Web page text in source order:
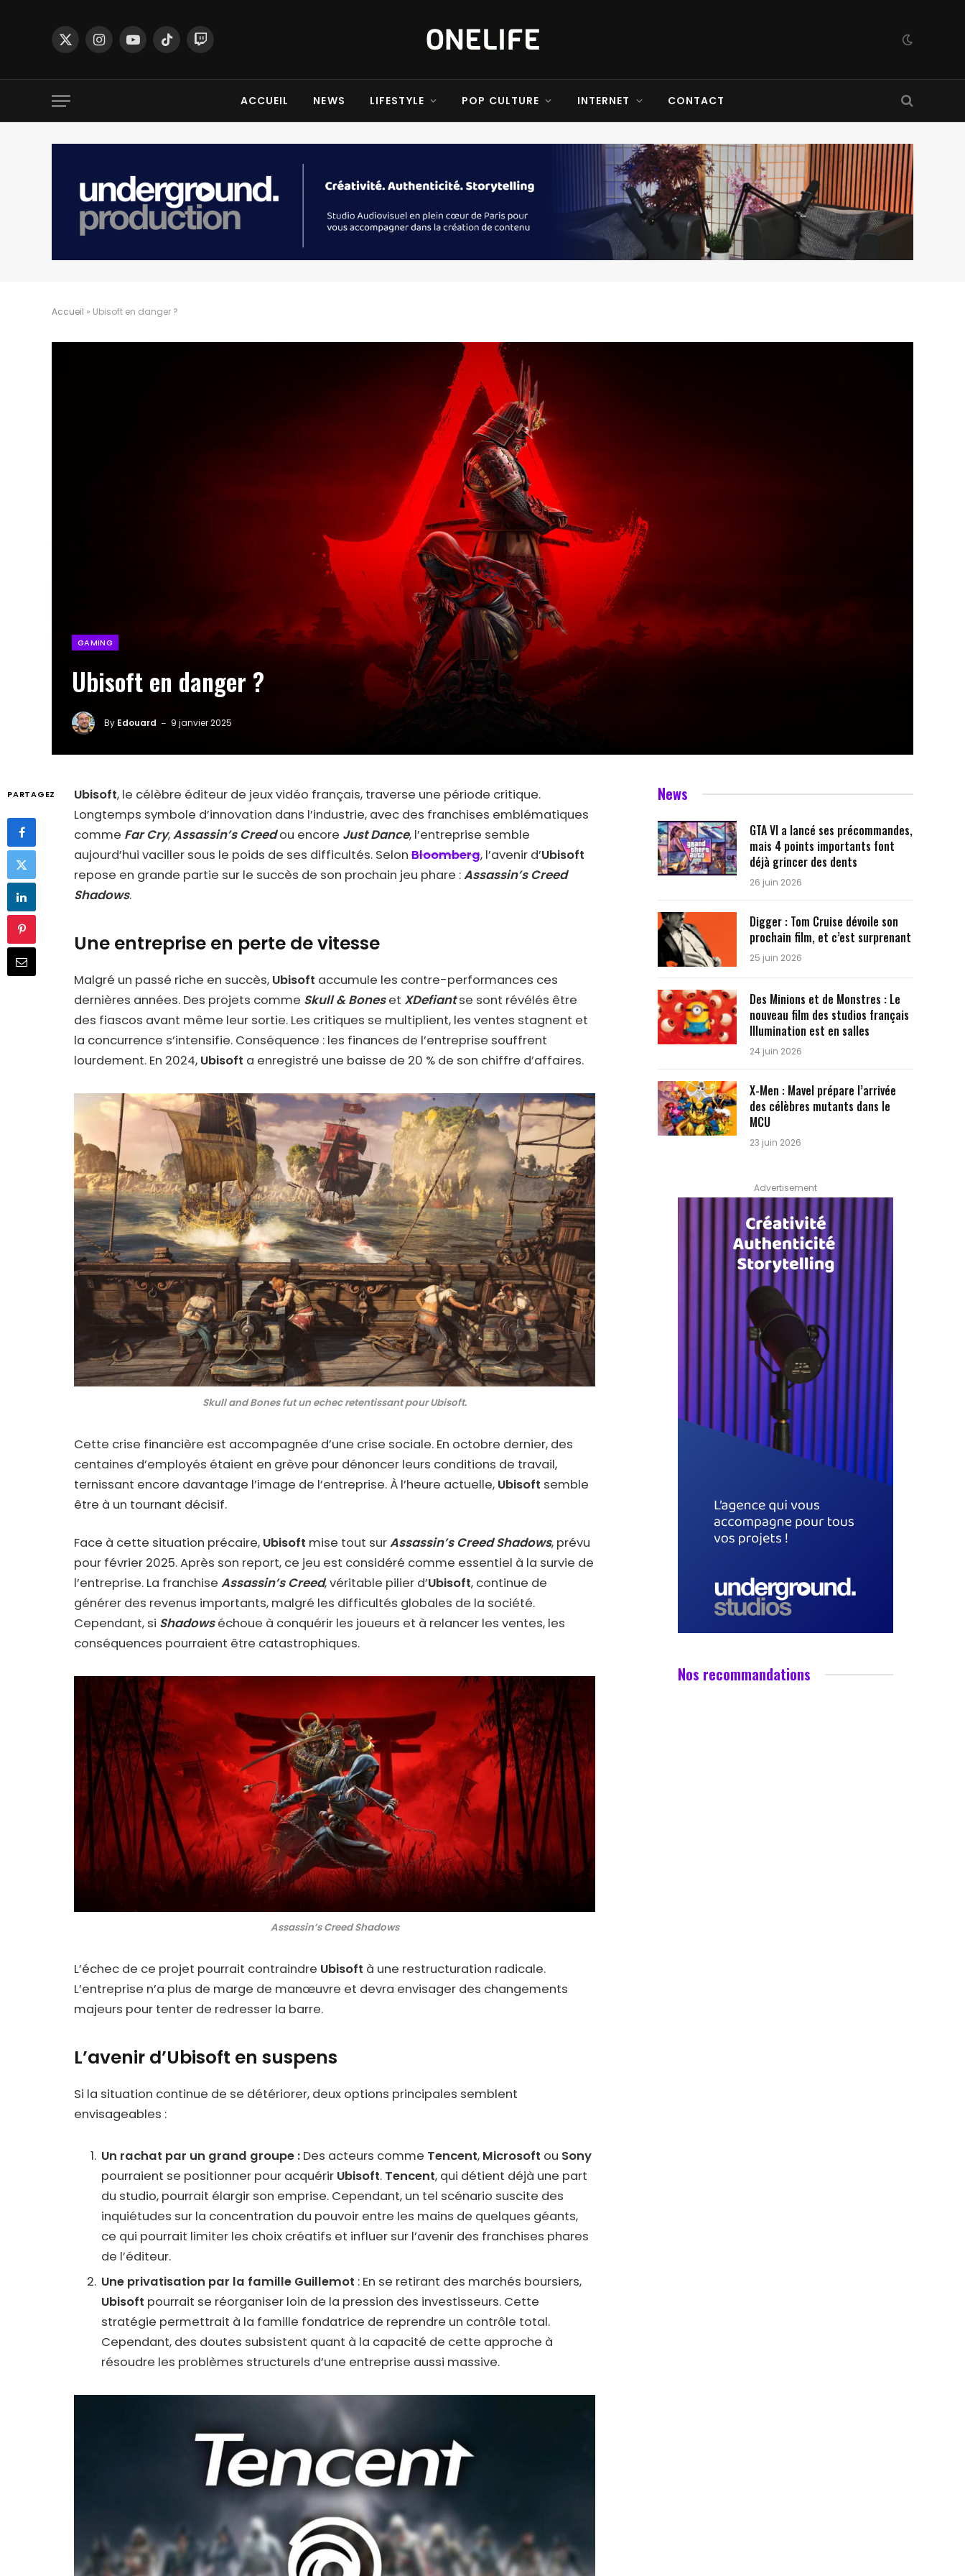
X
InstagramYouTubeTikTokTwitch
ACCUEIL NEWS LIFESTYLE POP CULTURE INTERNET CONTACT
Accueil » Ubisoft en danger ?
GAMING
Ubisoft en danger ?
By Edouard 9 janvier 2025
PARTAGEZ Ubisoft, le célèbre éditeur de jeux vidéo français, traverse une période critique.
Longtemps symbole d’innovation dans l’industrie, avec des franchises emblématiques
comme Far Cry,Assassin’s Creedou encore Just Dance, l’entreprise semble
aujourd’hui vaciller sous le poids de ses difficultés. Selon Bloomberg, l’avenir d’Ubisoft
repose en grande partie sur le succès de son prochain jeu phare :Assassin’s Creed
Shadows.
Une entreprise en perte de vitesse
Malgré un passé riche en succès, Ubisoft accumule les contre-performances ces
dernières années. Des projets comme Skull & Boneset XDefiantse sont révélés être
des fiascos avant même leur sortie. Les critiques se multiplient, les ventes stagnent et
la concurrence s’intensifie. Conséquence : les finances de l’entreprise souffrent
lourdement. En 2024, Ubisoft a enregistré une baisse de 20 % de son chiffre d’affaires.
Skull and Bones fut un echec retentissant pour Ubisoft.
Cette crise financière est accompagnée d’une crise sociale. En octobre dernier, des
centaines d’employés étaient en grève pour dénoncer leurs conditions de travail,
ternissant encore davantage l’image de l’entreprise. À l’heure actuelle, Ubisoft semble
être à un tournant décisif.
Face à cette situation précaire, Ubisoft mise tout surAssassin’s Creed Shadows, prévu
pour février 2025. Après son report, ce jeu est considéré comme essentiel à la survie de
l’entreprise. La franchise Assassin’s Creed, véritable pilier d’Ubisoft, continue de
générer des revenus importants, malgré les difficultés globales de la société.
Cependant, si Shadowséchoue à conquérir les joueurs et à relancer les ventes, les
conséquences pourraient être catastrophiques.
Assassin’s Creed Shadows
L’échec de ce projet pourrait contraindre Ubisoft à une restructuration radicale.
L’entreprise n’a plus de marge de manœuvre et devra envisager des changements
majeurs pour tenter de redresser la barre.
L’avenir d’Ubisoft en suspens
Si la situation continue de se détériorer, deux options principales semblent
envisageables :
Un rachat par un grand groupe : Des acteurs comme Tencent, Microsoft ou Sony
pourraient se positionner pour acquérir Ubisoft. Tencent, qui détient déjà une part
du studio, pourrait élargir son emprise. Cependant, un tel scénario suscite des
inquiétudes sur la concentration du pouvoir entre les mains de quelques géants,
ce qui pourrait limiter les choix créatifs et influer sur l’avenir des franchises phares
de l’éditeur.
Une privatisation par la famille Guillemot : En se retirant des marchés boursiers,
Ubisoft pourrait se réorganiser loin de la pression des investisseurs. Cette
stratégie permettrait à la famille fondatrice de reprendre un contrôle total.
Cependant, des doutes subsistent quant à la capacité de cette approche à
résoudre les problèmes structurels d’une entreprise aussi massive.
News
GTA VI a lancé ses précommandes,
mais 4 points importants font
déjà grincer des dents
26 juin 2026
Digger : Tom Cruise dévoile son
prochain film, et c’est surprenant
25 juin 2026
Des Minions et de Monstres : Le
nouveau film des studios français
Illumination est en salles
24 juin 2026
X-Men : Mavel prépare l’arrivée
des célèbres mutants dans le
MCU
23 juin 2026
Advertisement
Nos recommandations